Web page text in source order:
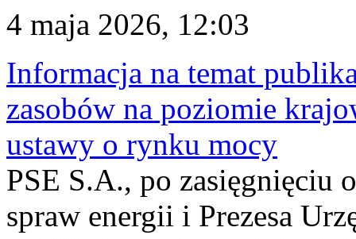
4 maja 2026, 12:03
Informacja na temat
zasobów na poziomie
ustawy o rynku mocy
PSE S.A., po zasięgnięciu
spraw energii i Prezesa